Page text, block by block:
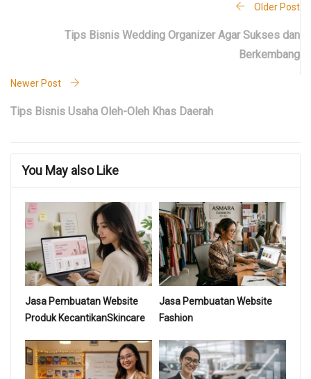
Older Post
Tips Bisnis Wedding Organizer Agar Sukses dan
Berkembang
Newer Post
Tips Bisnis Usaha Oleh-Oleh Khas Daerah
You May also Like
Jasa Pembuatan Website
Produk KecantikanSkincare
Jasa Pembuatan Website
Fashion